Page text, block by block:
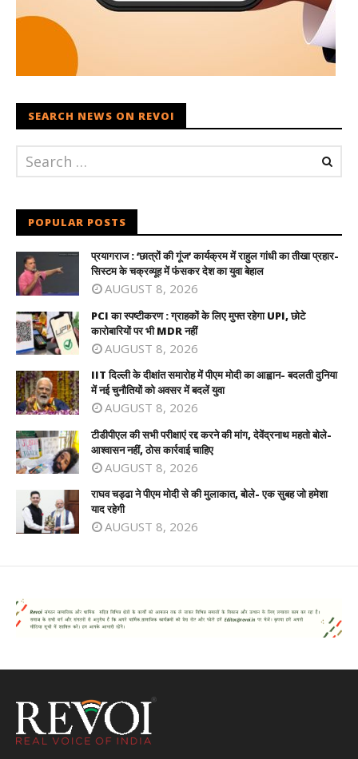
SEARCH NEWS ON REVOI
POPULAR POSTS
प्रयागराज : ‘छात्रों की गूंज’ कार्यक्रम में राहुल गांधी का तीखा प्रहार-
सिस्टम के चक्रव्यूह में फंसकर देश का युवा बेहाल
AUGUST 8, 2026
PCI का स्पष्टीकरण : ग्राहकों के लिए मुफ्त रहेगा UPI, छोटे
कारोबारियों पर भी MDR नहीं
AUGUST 8, 2026
IIT दिल्ली के दीक्षांत समारोह में पीएम मोदी का आह्वान- बदलती दुनिया
में नई चुनौतियों को अवसर में बदलें युवा
AUGUST 8, 2026
टीडीपीएल की सभी परीक्षाएं रद्द करने की मांग, देवेंद्रनाथ महतो बोले-
आश्वासन नहीं, ठोस कार्रवाई चाहिए
AUGUST 8, 2026
राघव चड्ढा ने पीएम मोदी से की मुलाकात, बोले- एक सुबह जो हमेशा
याद रहेगी
AUGUST 8, 2026